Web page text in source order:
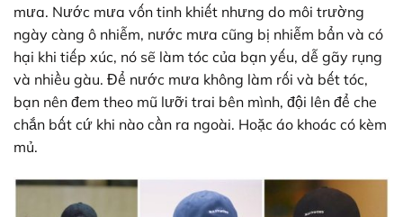
mưa. Nước mưa vốn tinh khiết nhưng do môi trường
ngày càng ô nhiễm, nước mưa cũng bị nhiễm bẩn và có
hại khi tiếp xúc, nó sẽ làm tóc của bạn yếu, dễ gãy rụng
và nhiều gàu. Để nước mưa không làm rối và bết tóc,
bạn nên đem theo mũ lưỡi trai bên mình, đội lên để che
chắn bất cứ khi nào cần ra ngoài. Hoặc áo khoác có kèm
mủ.